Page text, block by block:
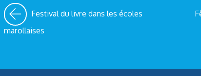
Festival du livre dans les écoles
marollaises